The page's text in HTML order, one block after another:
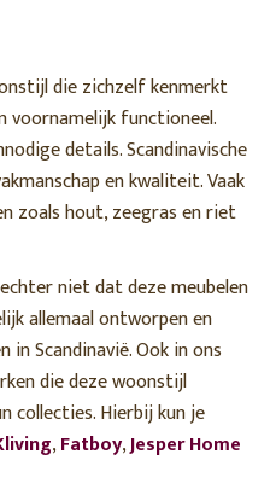
die zichzelf kenmerkt
voornamelijk functioneel.
details. Scandinavische
en kwaliteit. Vaak
zoals hout, zeegras en riet
niet dat deze meubelen
allemaal ontworpen en
Scandinavië. Ook in ons
die deze woonstijl
collecties. Hierbij kun je
,Fatboy,Jesper Home